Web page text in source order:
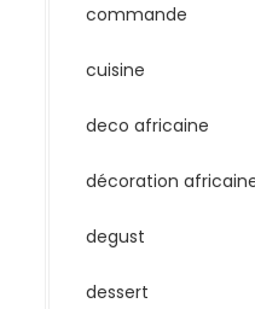
commande
cuisine
deco africaine
décoration
degust
dessert